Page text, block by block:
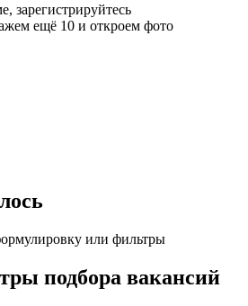
зарегистрируйтесь
ещё 10 и откроем фото
или фильтры
подбора вакансий